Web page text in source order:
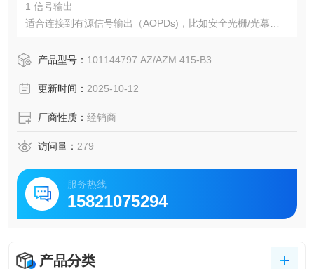
1 信号输出
适合连接到有源信号输出（AOPDs)，比如安全光栅/光幕
产品型号： 101144797 AZ/AZM 415-B3
更新时间： 2025-10-12
厂商性质： 经销商
访问量： 279
服务热线
15821075294
产品分类